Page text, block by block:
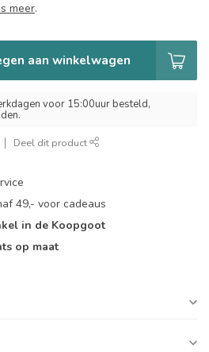
meer.
aan winkelwagen
voor 15:00uur besteld,
Deel dit product
49,- voor cadeaus
in de Koopgoot
op maat